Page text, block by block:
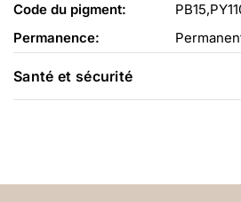
Code du pigment:
Permanence:
Santé et sécurité